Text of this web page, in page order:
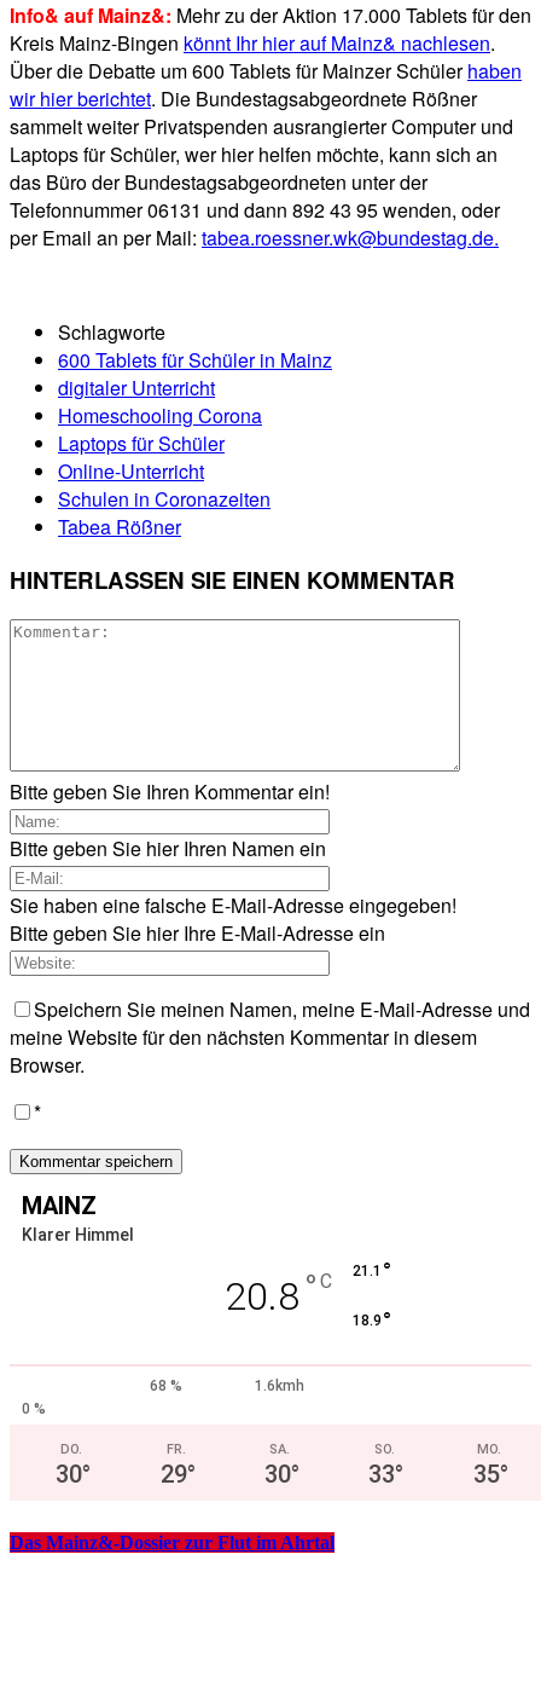
Info& auf Mainz&: Mehr zu der Aktion 17.000 Tablets für den
Kreis Mainz-Bingen könnt Ihr hier auf Mainz& nachlesen.
Über die Debatte um 600 Tablets für Mainzer Schülerhaben
wir hier berichtet. Die Bundestagsabgeordnete Rößner
sammelt weiter Privatspenden ausrangierter Computer und
Laptops für Schüler, wer hier helfen möchte, kann sich an
das Büro der Bundestagsabgeordneten unter der
Telefonnummer 06131 und dann 892 43 95 wenden, oder
per Email an per Mail: tabea.roessner.wk@bundestag.de.
Schlagworte
600 Tablets für Schüler in Mainz
digitaler Unterricht
Homeschooling Corona
Laptops für Schüler
Online-Unterricht
Schulen in Coronazeiten
Tabea Rößner
HINTERLASSEN SIE EINEN KOMMENTAR
Bitte geben Sie Ihren Kommentar ein!
Bitte geben Sie hier Ihren Namen ein
Sie haben eine falsche E-Mail-Adresse eingegeben!
Bitte geben Sie hier Ihre E-Mail-Adresse ein
Speichern Sie meinen Namen, meine E-Mail-Adresse und
meine Website für den nächsten Kommentar in diesem
Browser.
*
MAINZ
Klarer Himmel
20.8 ° C 21.1 °
18.9 °
68 %
1.6kmh
0 %
DO.
30°
FR.
29°
SA.
30°
SO.
33°
MO.
35°
Das Mainz&-Dossier zur Flut im Ahrtal